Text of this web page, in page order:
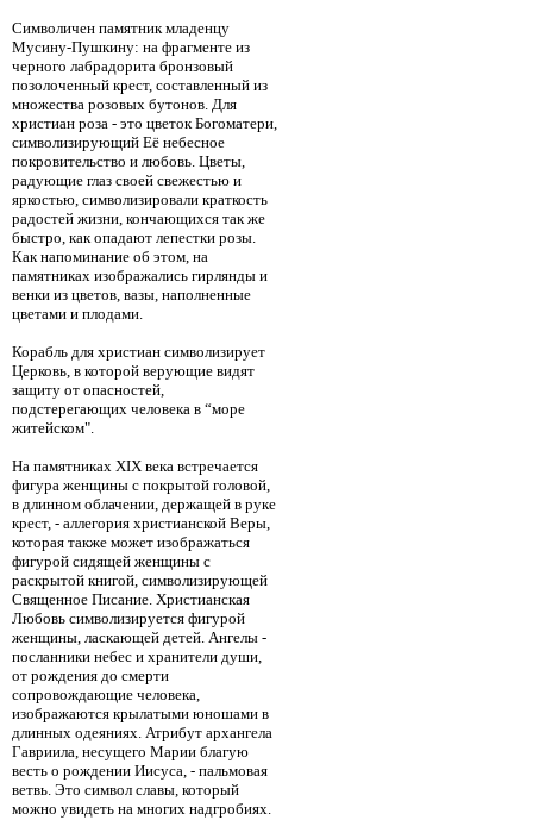
Символичен памятник младенцу
Мусину-Пушкину: на фрагменте из
черного лабрадорита бронзовый
позолоченный крест, составленный из
множества розовых бутонов. Для
христиан роза - это цветок Богоматери,
символизирующий Её небесное
покровительство и любовь. Цветы,
радующие глаз своей свежестью и
яркостью, символизировали краткость
радостей жизни, кончающихся так же
быстро, как опадают лепестки розы.
Как напоминание об этом, на
памятниках изображались гирлянды и
венки из цветов, вазы, наполненные
цветами и плодами.
Корабль для христиан символизирует
Церковь, в которой верующие видят
защиту от опасностей,
подстерегающих человека в “море
житейском".
На памятниках XIX века встречается
фигура женщины с покрытой головой,
в длинном облачении, держащей в руке
крест, - аллегория христианской Веры,
которая также может изображаться
фигурой сидящей женщины с
раскрытой книгой, символизирующей
Священное Писание. Христианская
Любовь символизируется фигурой
женщины, ласкающей детей. Ангелы -
посланники небес и хранители души,
от рождения до смерти
сопровождающие человека,
изображаются крылатыми юношами в
длинных одеяниях. Атрибут архангела
Гавриила, несущего Марии благую
весть о рождении Иисуса, - пальмовая
ветвь. Это символ славы, который
можно увидеть на многих надгробиях.